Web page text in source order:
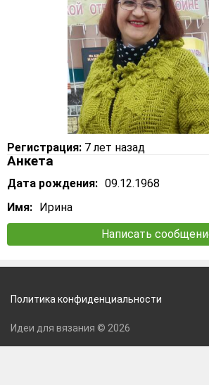
Регистрация: 7 лет назад
Анкета
Дата рождения: 09.12.1968
Имя: Ирина
Написать
Политика конфиденциальности
Идеи для вязания © 2026